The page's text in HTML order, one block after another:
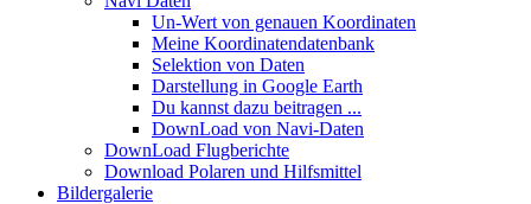
Un-Wert von genauen Koordinaten
Meine Koordinatendatenbank
Selektion von Daten
Darstellung in Google Earth
Du kannst dazu beitragen ...
DownLoad von Navi-Daten
DownLoad Flugberichte
Download Polaren und Hilfsmittel
Bildergalerie